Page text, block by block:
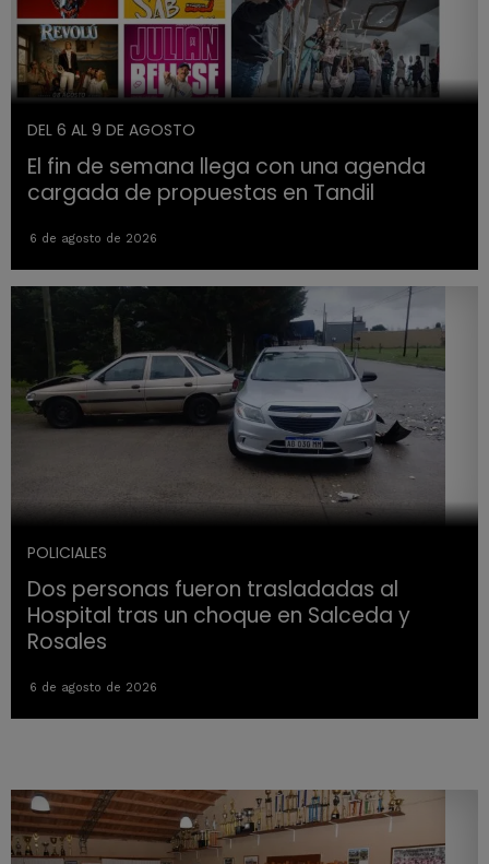
DEL 6 AL 9 DE AGOSTO
El fin de semana llega con una agenda
cargada de propuestas en Tandil
6 de agosto de 2026
POLICIALES
Dos personas fueron trasladadas al
Hospital tras un choque en Salceda y
Rosales
6 de agosto de 2026